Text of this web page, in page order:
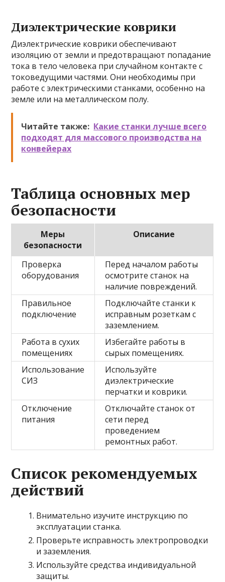
Диэлектрические коврики
Диэлектрические коврики обеспечивают
изоляцию от земли и предотвращают попадание
тока в тело человека при случайном контакте с
токоведущими частями. Они необходимы при
работе с электрическими станками, особенно на
земле или на металлическом полу.
Читайте также: Какие станки лучше всего
подходят для массового производства на
конвейерах
Таблица основных мер
безопасности
Меры
безопасности
Описание
Проверка
оборудования
Перед началом работы
осмотрите станок на
наличие повреждений.
Правильное
подключение
Подключайте станки к
исправным розеткам с
заземлением.
Работа в сухих
помещениях
Избегайте работы в
сырых помещениях.
Использование
СИЗ
Используйте
диэлектрические
перчатки и коврики.
Отключение
питания
Отключайте станок от
сети перед
проведением
ремонтных работ.
Список рекомендуемых
действий
Внимательно изучите инструкцию по
эксплуатации станка.
Проверьте исправность электропроводки
и заземления.
Используйте средства индивидуальной
защиты.